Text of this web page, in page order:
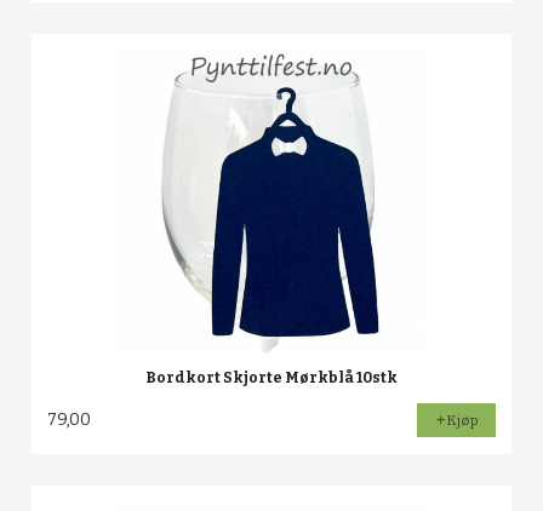
Bordkort Skjorte Mørkblå 10stk
79,00 Kjøp